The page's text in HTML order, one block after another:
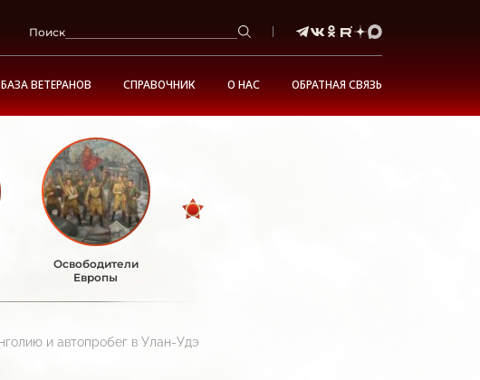
Поиск
БАЗА ВЕТЕРАНОВ СПРАВОЧНИК О НАС ОБРАТНАЯ СВЯЗЬ
Освободители
Европы
и автопробег в Улан-Удэ